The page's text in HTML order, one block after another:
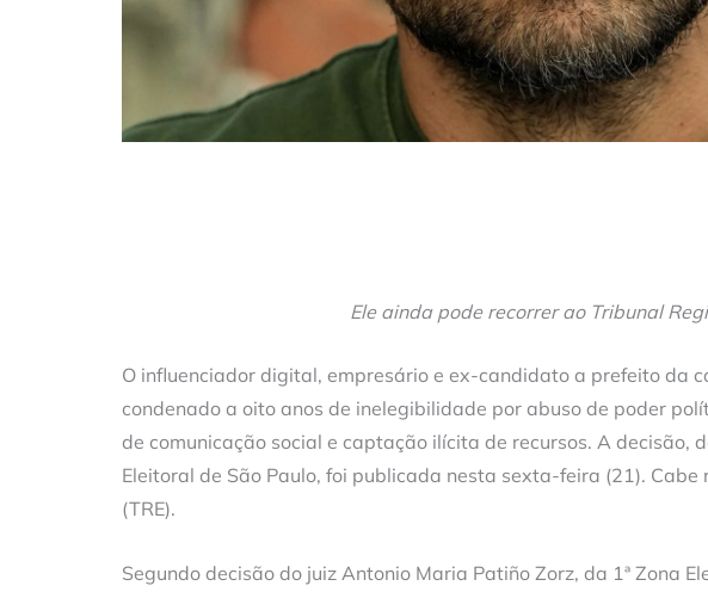
Ele ainda pode recorrer ao Tribunal
O influenciador digital, empresário e ex-candidato a prefeito da
condenado a oito anos de inelegibilidade por abuso de poder
de comunicação social e captação ilícita de recursos. A decisão,
Eleitoral de São Paulo, foi publicada nesta sexta-feira (21). Cabe
(TRE).
Segundo decisão do juiz Antonio Maria Patiño Zorz, da 1ª Zona